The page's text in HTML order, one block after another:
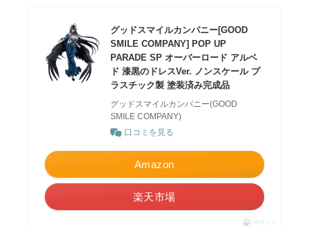
グッドスマイルカンパニー[GOOD
SMILE COMPANY] POP UP
PARADE SP オーバーロード アルベ
ド 漆黒のドレスVer. ノンスケール プ
ラスチック製 塗装済み完成品
グッドスマイルカンパニー(GOOD
SMILE COMPANY)
口コミを見る
Amazon
楽天市場
ポチップ